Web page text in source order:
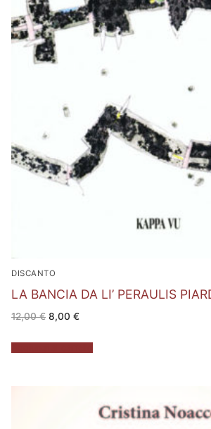
DISCANTO
LA BANCIA DA LI’ PERAULIS
12,00€ Il
prezzo
era:
12,00 €.
8,00 €Il
è:
8,00 €.